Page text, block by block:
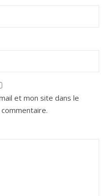
et mon site dans le